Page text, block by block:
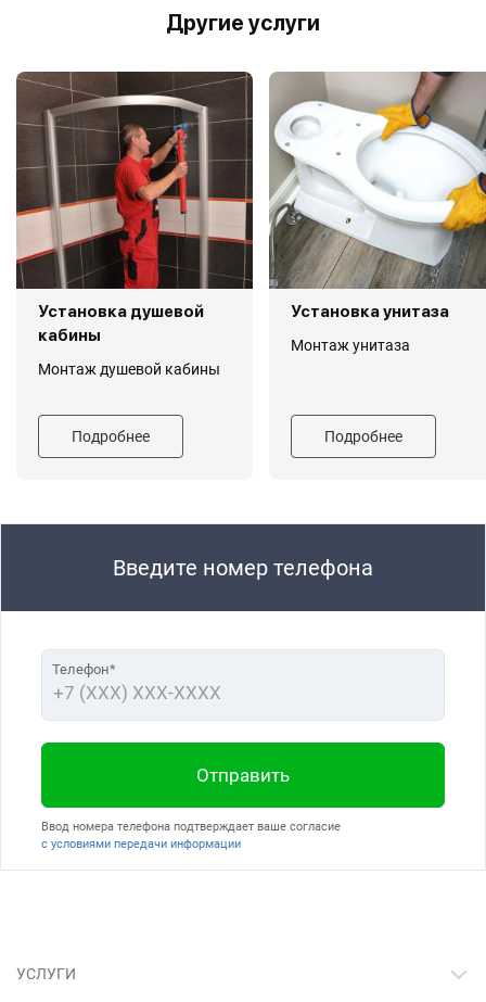
Другие услуги
Установка душевой
кабины
Монтаж душевой кабины
Подробнее
Установка унитаза
Монтаж унитаза
Подробнее
Введите номер телефона
Телефон*
Ввод номера телефона подтверждает ваше согласие
с условиями передачи информации
Отправить
УСЛУГИ